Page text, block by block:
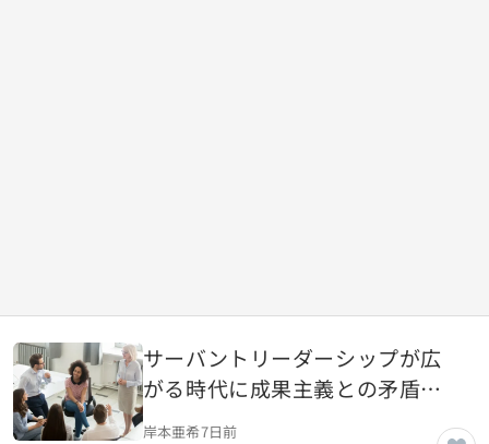
サーバントリーダーシップが広
がる時代に成果主義との矛盾を
考える
岸本亜希7日前